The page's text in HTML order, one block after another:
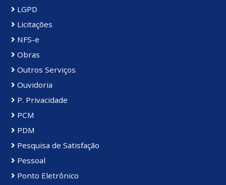
LGPD
Licitações
NFS-e
Obras
Outros Serviços
Ouvidoria
P. Privacidade
PCM
PDM
Pesquisa de Satisfação
Pessoal
Ponto Eletrônico